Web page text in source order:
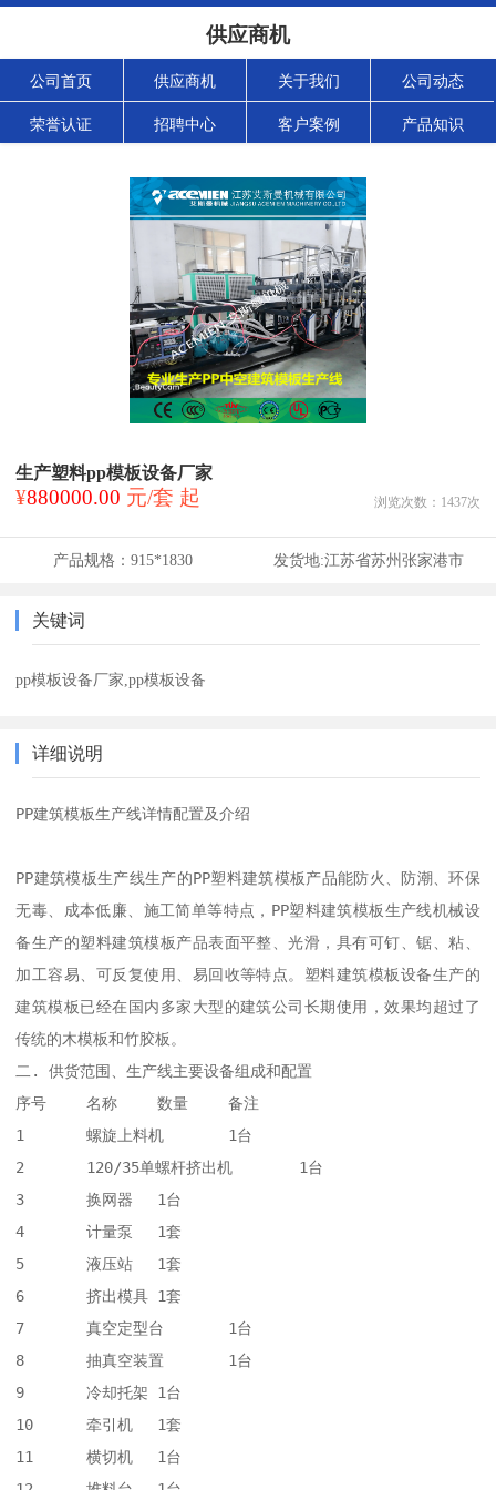
供应商机
公司首页 供应商机 关于我们 公司动态
荣誉认证 招聘中心 客户案例 产品知识
生产塑料pp模板设备厂家
¥880000.00 元/套 起 浏览次数： 1437次
产品规格： 915*1830 发货地:江苏省苏州张家港市
关键词
pp模板设备厂家,pp模板设备
详细说明
PP建筑模板生产线详情配置及介绍
PP建筑模板生产线生产的PP塑料建筑模板产品能防火、防潮、环保
无毒、成本低廉、施工简单等特点，PP塑料建筑模板生产线机械设
备生产的塑料建筑模板产品表面平整、光滑，具有可钉、锯、粘、
加工容易、可反复使用、易回收等特点。塑料建筑模板设备生产的
建筑模板已经在国内多家大型的建筑公司长期使用，效果均超过了
传统的木模板和竹胶板。
二. 供货范围、生产线主要设备组成和配置
序号	名称	数量	备注
1	螺旋上料机	1台
2	120/35单螺杆挤出机	1台
3	换网器	1台
4	计量泵	1套
5	液压站	1套
6	挤出模具	1套
7	真空定型台	1台
8	抽真空装置	1台
9	冷却托架	1台
10	牵引机	1套
11	横切机	1台